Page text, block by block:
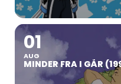
01
AUG
MINDER FRA I GÅR